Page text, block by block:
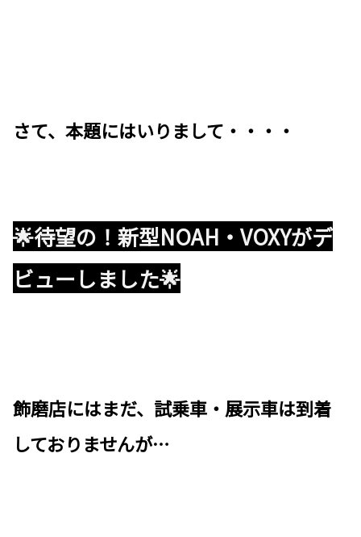
さて、本題にはいりまして・・・・
🌟待望の！新型NOAH・VOXYがデ
ビューしました🌟
飾磨店にはまだ、試乗車・展示車は到着
しておりませんが…